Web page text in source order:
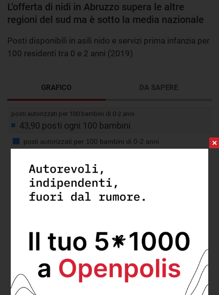
L’offerta di nidi in Abruzzo supera le altre
regioni del sud ma è sotto la media nazionale
Posti disponibili in asili nido e servizi prima infanzia per
100 residenti tra 0 e 2 anni (2019)
GRAFICO DA SAPERE